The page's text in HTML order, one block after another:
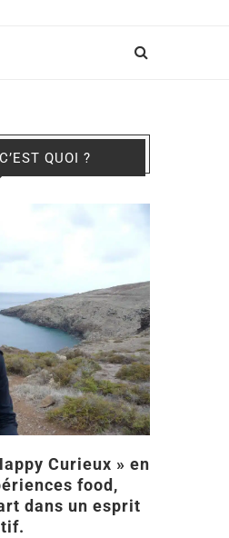
QUOI ?
Curieux » en
food,
dans un esprit